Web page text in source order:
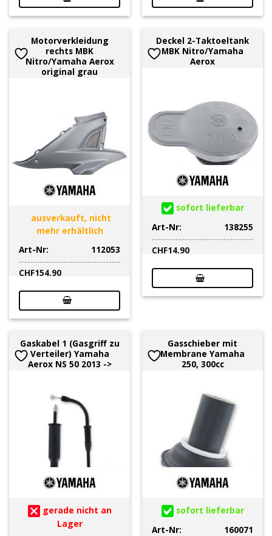
Motorverkleidung
rechts MBK
Nitro/Yamaha Aerox
original grau
ausverkauft, nicht
mehr erhältlich
Art-Nr:
112053
CHF154.90
Deckel 2-Taktoeltank
MBK Nitro/Yamaha
Aerox
sofort lieferbar
Art-Nr:
138255
CHF14.90
Gaskabel 1 (Gasgriff zu
Verteiler) Yamaha
Aerox NS 50 2013 ->
gerade nicht an
Lager
Gasschieber mit
Membrane Yamaha
250, 300cc
sofort lieferbar
Art-Nr:
160071